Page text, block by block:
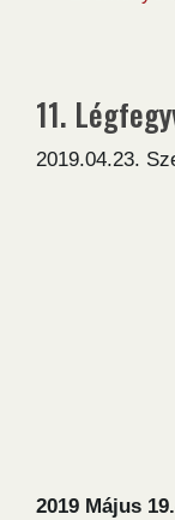
11.
2019.04.23.
2019 Május